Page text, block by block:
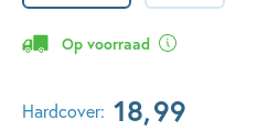
Op voorraad
Hardcover: 18,99